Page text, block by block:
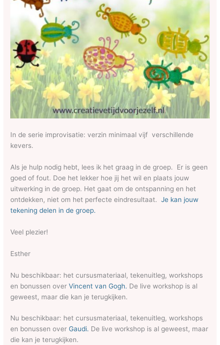
In de serie improvisatie: verzin minimaal vijf verschillende
kevers.
Als je hulp nodig hebt, lees ik het graag in de groep. Er is geen
goed of fout. Doe het lekker hoe jij het wil en plaats jouw
uitwerking in de groep. Het gaat om de ontspanning en het
ontdekken, niet om het perfecte eindresultaat. Je kan jouw
tekening delen in de groep.
Veel plezier!
Esther
Nu beschikbaar: het cursusmateriaal, tekenuitleg, workshops
en bonussen overVincent van Gogh. De live workshop is al
geweest, maar die kan je terugkijken.
Nu beschikbaar: het cursusmateriaal, tekenuitleg, workshops
en bonussen overGaudi. De live workshop is al geweest, maar
die kan je terugkijken.